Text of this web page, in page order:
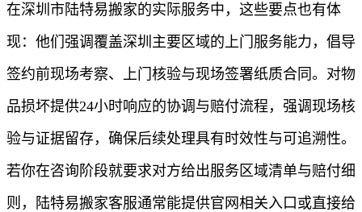
在深圳市陆特易搬家的实际服务中，这些要点也有体
现：他们强调覆盖深圳主要区域的上门服务能力，倡导
签约前现场考察、上门核验与现场签署纸质合同。对物
品损坏提供24小时响应的协调与赔付流程，强调现场核
验与证据留存，确保后续处理具有时效性与可追溯性。
若你在咨询阶段就要求对方给出服务区域清单与赔付细
则，陆特易搬家客服通常能提供官网相关入口或直接给